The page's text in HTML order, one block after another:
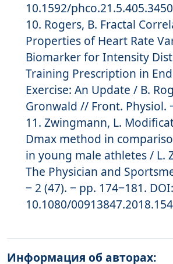
10.1592/
Rogers, B. Fractal
Properties of Heart Rate
Biomarker for Intensity
Training Prescription in
Exercise: An Update / B.
Gronwald // Front. Physiol.
Zwingmann, L.
Dmax method in
in young male athletes / L.
The Physician and
‒ 2 (47). ‒ pp. 174‒181. DOI:
10.1080/
Информация об авторах: